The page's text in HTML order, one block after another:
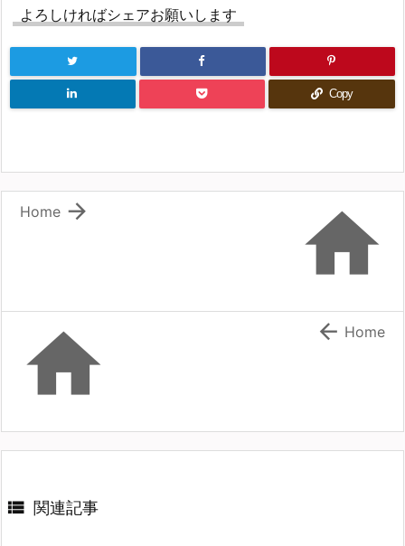
よろしければシェアお願いします
Copy


Home
  Home
 関連記事